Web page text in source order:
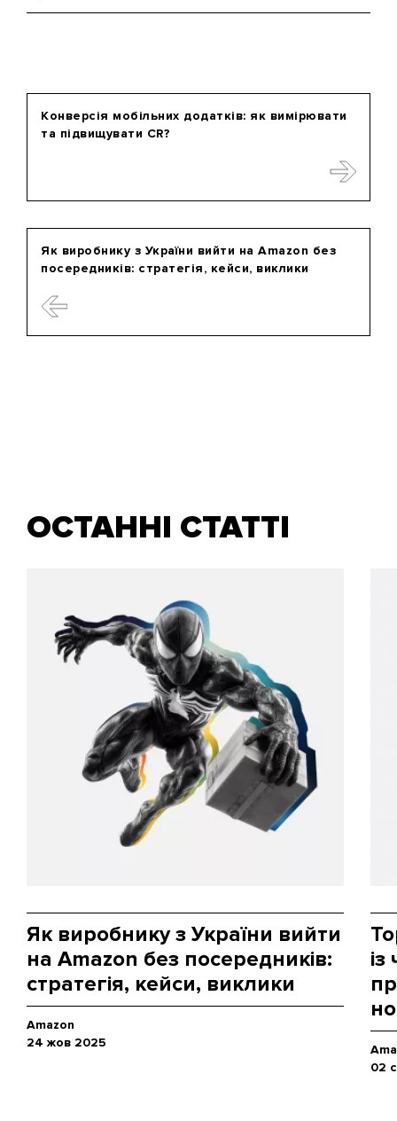
Як виробнику з України вийти на Amazon без
посередників: стратегія, кейси, виклики
Конверсія мобільних додатків: як вимірювати
та підвищувати CR?
ОСТАННІ СТАТТІ
Як виробнику з України вийти
на Amazon без посередників:
стратегія, кейси, виклики
Amazon
24 жов 2025
02